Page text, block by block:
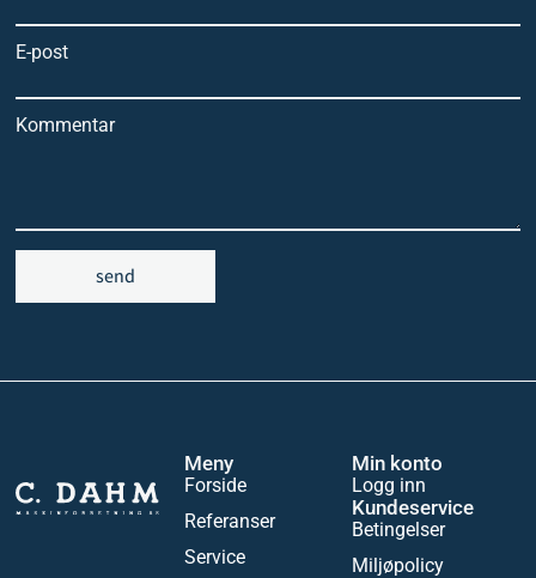
E-post
Kommentar
send
Meny
Forside
Referanser
Service
Min konto
Logg inn
Kundeservice
Betingelser
Miljøpolicy